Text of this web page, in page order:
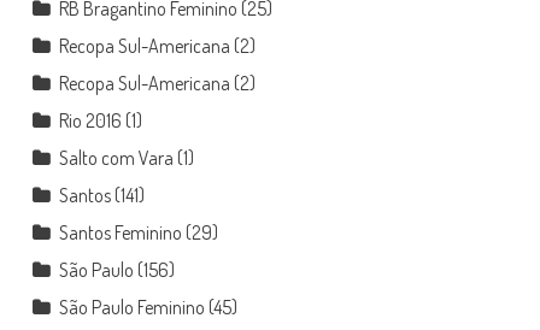
RB Bragantino Feminino (25)
Recopa Sul-Americana (2)
Recopa Sul-Americana (2)
Rio 2016 (1)
Salto com Vara (1)
Santos(141)
Santos Feminino (29)
São Paulo (156)
São Paulo Feminino (45)